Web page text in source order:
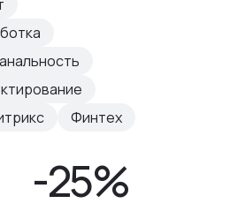
Финтех
-25%